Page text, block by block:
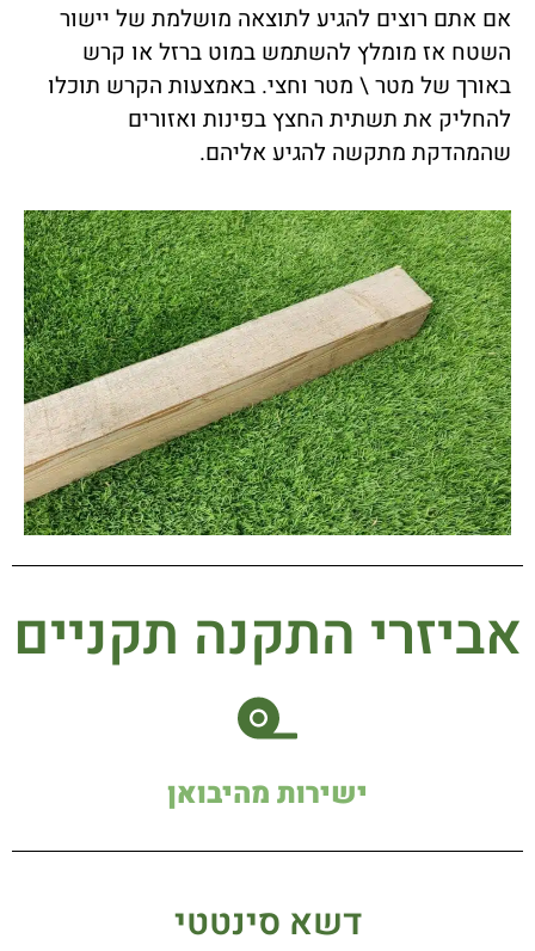
אם אתם רוצים להגיע לתוצאה מושלמת של יישור
השטח אז מומלץ להשתמש במוט ברזל או קרש
באורך של מטר \ מטר וחצי. באמצעות הקרש תוכלו
להחליק את תשתית החצץ בפינות ואזורים
שהמהדקת מתקשה להגיע אליהם.
אביזרי התקנה תקניים
ישירות מהיבואן
דשא סינטטי